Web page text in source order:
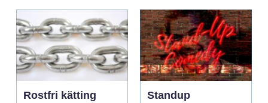
Rostfri kätting
Standup